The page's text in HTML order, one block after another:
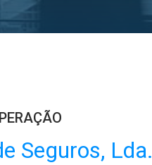
Seguros, Lda.